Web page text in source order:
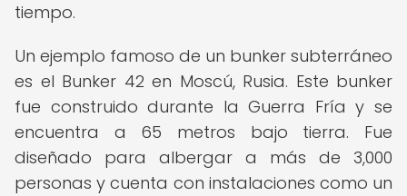
tiempo.
Un ejemplo famoso de un bunker subterráneo
es el Bunker 42 en Moscú, Rusia. Este bunker
fue construido durante la Guerra Fría y se
encuentra a 65 metros bajo tierra. Fue
diseñado para albergar a más de 3,000
personas y cuenta con instalaciones como un